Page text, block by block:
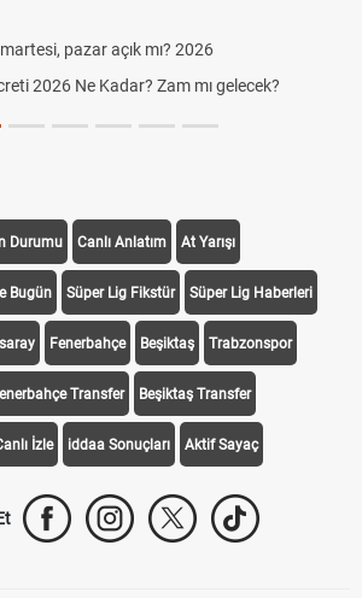
pazar açık mı? 2026
2026 Ne Kadar? Zam mı gelecek?
Durumu Canlı Anlatım At Yarışı
Bugün Süper Lig Fikstür Süper Lig Haberleri
Fenerbahçe Beşiktaş Trabzonspor
Transfer Beşiktaş Transfer
İzle iddaa Sonuçları Aktif Sayaç